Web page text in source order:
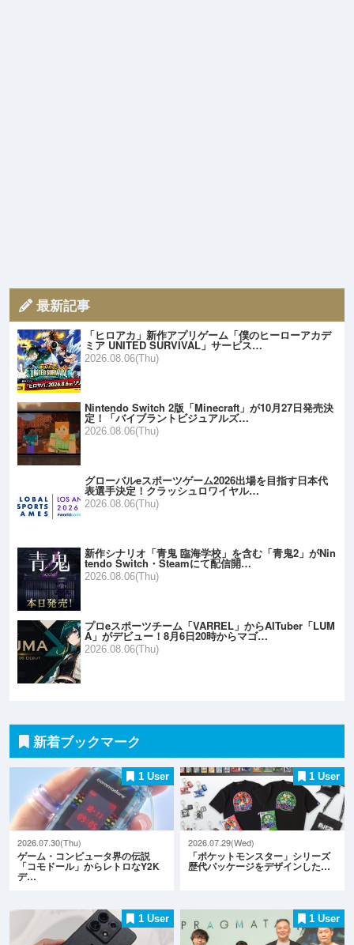
最新記事
「ヒロアカ」新作アプリゲーム「僕のヒーローアカデ
ミア UNITED SURVIVAL」サービス…
2026.08.06(Thu)
Nintendo Switch 2版「Minecraft」が10月27日発売決
定！「バイブラントビジュアルズ…
2026.08.06(Thu)
グローバルeスポーツゲーム2026出場を目指す日本代
表選手決定！クラッシュロワイヤル…
2026.08.06(Thu)
新作シナリオ「青鬼 臨海学校」を含む「青鬼2」がNin
tendo Switch・Steamにて配信開…
2026.08.06(Thu)
プロeスポーツチーム「VARREL」からAITuber「LUM
A」がデビュー！8月6日20時からマゴ…
2026.08.06(Thu)
新着ブックマーク
1 User
2026.07.30(Thu)
ゲーム・コンピュータ界の伝説
「コモドール」からレトロなY2K
デ…
1 User
2026.07.29(Wed)
「ポケットモンスター」シリーズ
歴代パッケージをデザインした…
1 User 1 User